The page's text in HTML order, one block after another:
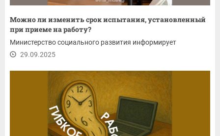
Можно ли изменить срок испытания, установленный
при приеме на работу?
Министерство социального развития информирует
29.09.2025